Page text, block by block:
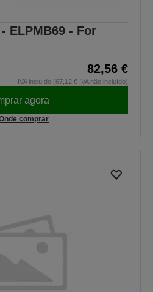
ELPMB69 - For
82,56 €
IVA incluído (67,12 € IVA não incluído)
agora
comprar